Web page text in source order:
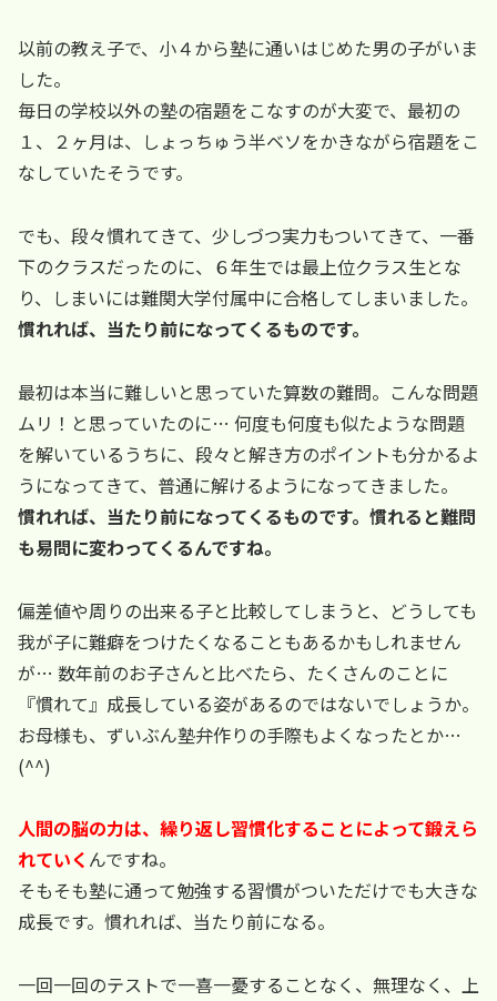
以前の教え子で、小４から塾に通いはじめた男の子がいま
した。
毎日の学校以外の塾の宿題をこなすのが大変で、最初の
１、２ヶ月は、しょっちゅう半ベソをかきながら宿題をこ
なしていたそうです。
でも、段々慣れてきて、少しづつ実力もついてきて、一番
下のクラスだったのに、６年生では最上位クラス生とな
り、しまいには難関大学付属中に合格してしまいました。
慣れれば、当たり前になってくるものです。
最初は本当に難しいと思っていた算数の難問。こんな問題
ムリ！と思っていたのに… 何度も何度も似たような問題
を解いているうちに、段々と解き方のポイントも分かるよ
うになってきて、普通に解けるようになってきました。
慣れれば、当たり前になってくるものです。慣れると難問
も易問に変わってくるんですね。
偏差値や周りの出来る子と比較してしまうと、どうしても
我が子に難癖をつけたくなることもあるかもしれません
が… 数年前のお子さんと比べたら、たくさんのことに
『慣れて』成長している姿があるのではないでしょうか。
お母様も、ずいぶん塾弁作りの手際もよくなったとか…
(^^)
人間の脳の力は、繰り返し習慣化することによって鍛えら
れていく んですね。
そもそも塾に通って勉強する習慣がついただけでも大きな
成長です。慣れれば、当たり前になる。
一回一回のテストで一喜一憂することなく、無理なく、上